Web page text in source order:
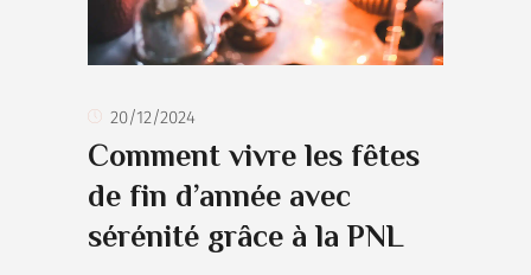
20/12/2024
Comment vivre les fêtes
de fin d’année avec
sérénité grâce à la PNL